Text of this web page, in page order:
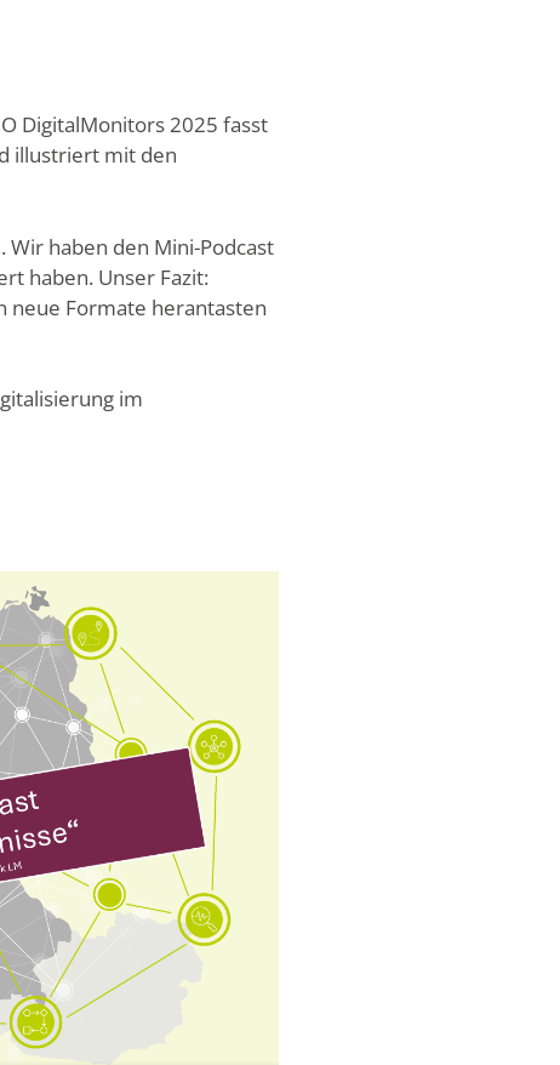
DigitalMonitors 2025 fasst
illustriert mit den
Wir haben den Mini-Podcast
haben. Unser Fazit:
neue Formate herantasten
im